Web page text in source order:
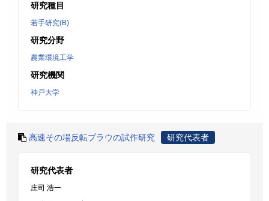
研究種目
若手研究(B)
研究分野
農業環境工学
研究機関
神戸大学
高速その場反転プラウの試作研究 研究代表者
研究代表者
庄司 浩一